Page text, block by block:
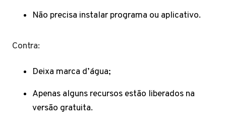
Não precisa instalar programa ou aplicativo.
Contra:
Deixa marca d’água;
Apenas alguns recursos estão liberados na
versão gratuita.